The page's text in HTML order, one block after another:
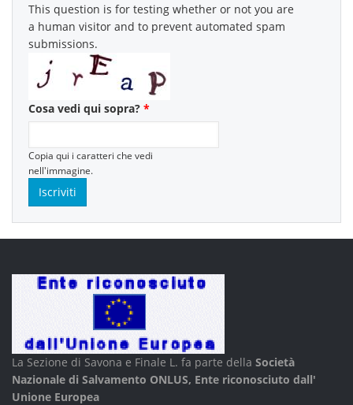
This question is for testing whether or not you are
a human visitor and to prevent automated spam
submissions.
Cosa vedi qui sopra? *
Copia qui i caratteri che vedi
nell'immagine.
La Sezione di Savona e Finale L. fa parte della Società
Nazionale di Salvamento ONLUS, Ente riconosciuto dall'
Unione Europea